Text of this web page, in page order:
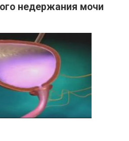
недержания мочи